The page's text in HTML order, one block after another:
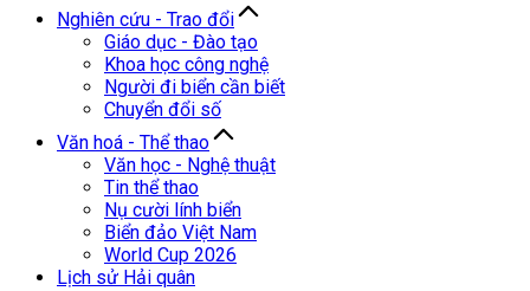
Nghiên cứu - Trao đổi
Giáo dục - Đào tạo
Khoa học công nghệ
Người đi biển cần biết
Chuyển đổi số
Văn hoá - Thể thao
Văn học - Nghệ thuật
Tin thể thao
Nụ cười lính biển
Biển đảo Việt Nam
World Cup 2026
Lịch sử Hải quân